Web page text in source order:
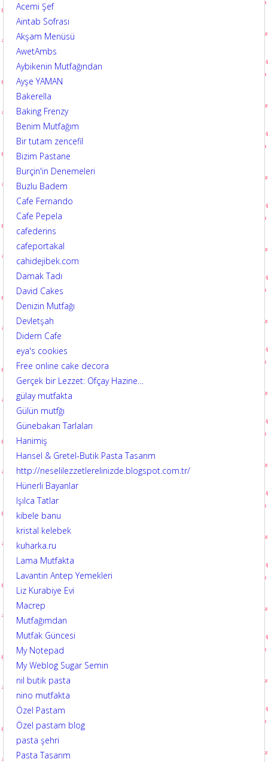
Acemi Şef
Aintab Sofrası
Akşam Menüsü
AwetAmbs
Aybikenin Mutfağından
Ayşe YAMAN
Bakerella
Baking Frenzy
Benim Mutfağım
Bir tutam zencefil
Bizim Pastane
Burçin'in Denemeleri
Buzlu Badem
Cafe Fernando
Cafe Pepela
cafederins
cafeportakal
cahidejibek.com
Damak Tadı
David Cakes
Denizin Mutfağı
Devletşah
Didem Cafe
eya's cookies
Free online cake decora
Gerçek bir Lezzet: Ofçay Hazine…
gülay mutfakta
Gülün mutfğı
Günebakan Tarlaları
Hanimiş
Hansel & Gretel-Butik Pasta Tasarım
http://neselilezzetlerelinizde.blogspot.com.tr/
Hünerli Bayanlar
Işılca Tatlar
kibele banu
kristal kelebek
kuharka.ru
Lama Mutfakta
Lavantin Antep Yemekleri
Liz Kurabiye Evi
Macrep
Mutfağımdan
Mutfak Güncesi
My Notepad
My Weblog Sugar Semin
nil butik pasta
nino mutfakta
Özel Pastam
Özel pastam blog
pasta şehri
Pasta Tasarım